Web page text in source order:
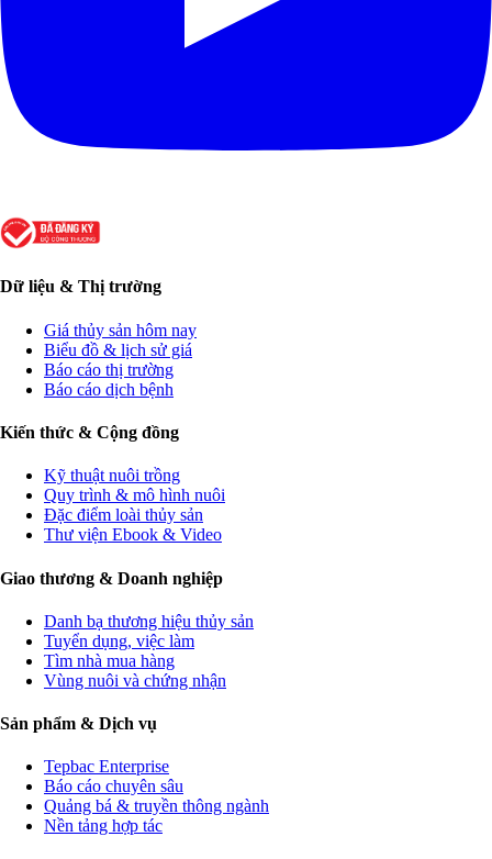
Dữ liệu & Thị trường
Giá thủy sản hôm nay
Biểu đồ & lịch sử giá
Báo cáo thị trường
Báo cáo dịch bệnh
Kiến thức & Cộng đồng
Kỹ thuật nuôi trồng
Quy trình & mô hình nuôi
Đặc điểm loài thủy sản
Thư viện Ebook & Video
Giao thương & Doanh nghiệp
Danh bạ thương hiệu thủy sản
Tuyển dụng, việc làm
Tìm nhà mua hàng
Vùng nuôi và chứng nhận
Sản phẩm & Dịch vụ
Tepbac Enterprise
Báo cáo chuyên sâu
Quảng bá & truyền thông ngành
Nền tảng hợp tác